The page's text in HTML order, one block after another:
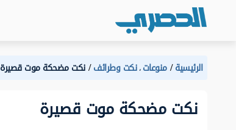
الرئيسية منوعات،نكت وطرائف نكت مضحكة موت قصيرة
نكت مضحكة موت قصيرة